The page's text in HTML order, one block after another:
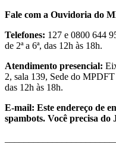
Fale com a Ouvidoria do
Telefones: 127 e 0800 644
de 2ª a 6ª, das 12h às 18h.
Atendimento presencial:
2, sala 139, Sede do
das 12h às 18h.
E-mail: Este endereço de
spambots. Você precisa